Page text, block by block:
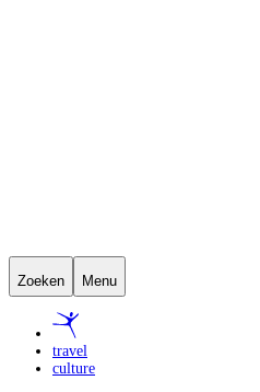
Zoeken Menu
travel
culture